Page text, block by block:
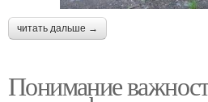
читать дальше →
Понимание